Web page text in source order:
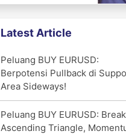
Latest Article
Peluang BUY EURUSD:
Berpotensi Pullback di
Area Sideways!
Peluang BUY EURUSD:
Ascending Triangle,